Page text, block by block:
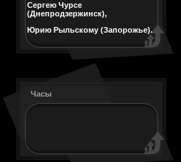
Сергею Чурсе
(Днепродзержинск),
Юрию Рыльскому (Запорожье).
Часы